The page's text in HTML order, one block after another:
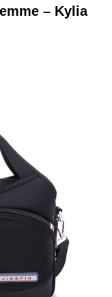
– Kylia